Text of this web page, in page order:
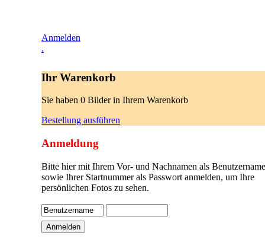
Anmelden
.
Ihr Warenkorb
Sie haben 0 Bilder in Ihrem Warenkorb
Bestellung ausführen
Anmeldung
Bitte hier mit Ihrem Vor- und Nachnamen als
sowie Ihrer Startnummer als Passwort anmelden, um Ihre
persönlichen Fotos zu sehen.